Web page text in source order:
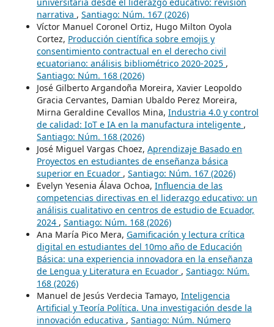
narrativa , Santiago: Núm. 167 (2026)
Víctor Manuel Coronel Ortiz, Hugo Milton Oyola
Cortez, Producción científica sobre emojis y
consentimiento contractual en el derecho civil
ecuatoriano: análisis bibliométrico 2020-2025 ,
Santiago: Núm. 168 (2026)
José Gilberto Argandoña Moreira, Xavier Leopoldo
Gracia Cervantes, Damian Ubaldo Perez Moreira,
Mirna Geraldine Cevallos Mina, Industria 4.0 y control
de calidad: IoT e IA en la manufactura inteligente ,
Santiago: Núm. 168 (2026)
José Miguel Vargas Choez, Aprendizaje Basado en
Proyectos en estudiantes de enseñanza básica
superior en Ecuador , Santiago: Núm. 167 (2026)
Evelyn Yesenia Álava Ochoa, Influencia de las
competencias directivas en el liderazgo educativo: un
análisis cualitativo en centros de estudio de Ecuador,
2024 , Santiago: Núm. 168 (2026)
Ana María Pico Mera, Gamificación y lectura crítica
digital en estudiantes del 10mo año de Educación
Básica: una experiencia innovadora en la enseñanza
de Lengua y Literatura en Ecuador , Santiago: Núm.
168 (2026)
Manuel de Jesús Verdecia Tamayo, Inteligencia
Artificial y Teoría Política. Una investigación desde la
innovación educativa , Santiago: Núm. Número